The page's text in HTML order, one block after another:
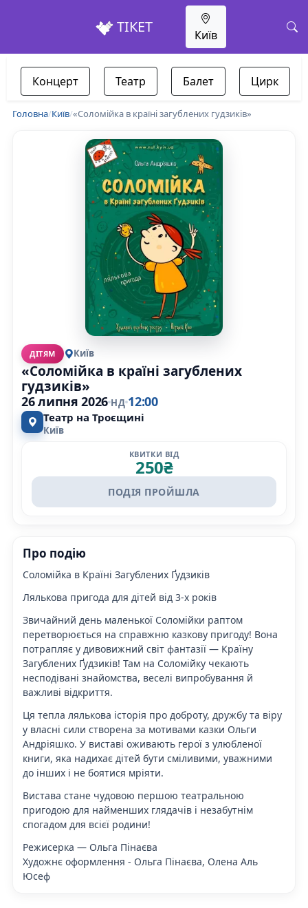
ТІКЕТ Київ
Концерт Театр Балет Цирк
Головна/Київ/«Соломійка в країні загублених гудзиків»
ДІТЯМ Київ
«Соломійка в країні загублених
гудзиків»
26 липня 2026 НД 12:00
Театр на Троєщині
Київ
КВИТКИ ВІД
250₴
ПОДІЯ ПРОЙШЛА
Про подію
Соломійка в Країні Загублених Ґудзиків
Лялькова пригода для дітей від 3-х років
Звичайний день маленької Соломійки раптом
перетворюється на справжню казкову пригоду! Вона
потрапляє у дивовижний світ фантазії — Країну
Загублених Ґудзиків! Там на Соломійку чекають
несподівані знайомства, веселі випробування й
важливі відкриття.
Ця тепла лялькова історія про доброту, дружбу та віру
у власні сили створена за мотивами казки Ольги
Андріяшко. У виставі оживають герої з улюбленої
книги, яка надихає дітей бути сміливими, уважними
до інших і не боятися мріяти.
Вистава стане чудовою першою театральною
пригодою для найменших глядачів і незабутнім
спогадом для всієї родини!
Режисерка — Ольга Пінаєва
Художнє оформлення - Ольга Пінаєва, Олена Аль
Юсеф